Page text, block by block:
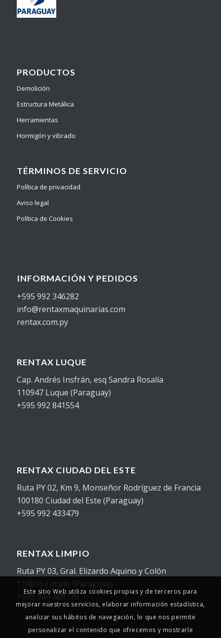
PRODUCTOS
Demolición
Estructura Metálica
Herramientas
Hormigón y vibrado
TÉRMINOS DE SERVICIO
Política de privacidad
Aviso legal
Política de Cookies
INFORMACIÓN Y PEDIDOS
+595 992 346282
info@rentaxmaquinarias.com
rentax.com.py
RENTAX LUQUE
Cap. Andrés Insfrán, esq Sandra Rosalía
110947 Luque (Paraguay)
+595 992 841554
RENTAX CIUDAD DEL ESTE
Ruta PY 02, Km 9, Monseñor Rodríguez de Francia
100180 Ciudad del Este (Paraguay)
+595 992 433479
RENTAX LIMPIO
Ruta PY 03, Gral. Elizardo Aquino y Colón
110816 Limpio (Paraguay)
+595 994 488176
Este sitio Web utiliza cookies propias y de terceros para
mejorar nuestros servicios, elaborar información estadística,
analizar sus hábitos de navegación, lo que nos permite
personalizar el contenido que ofrecemos y mostrarle